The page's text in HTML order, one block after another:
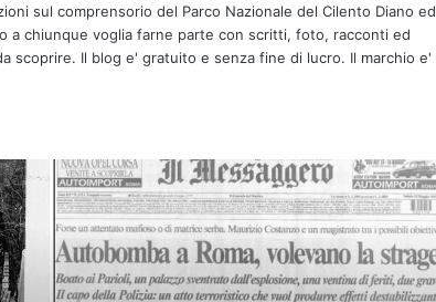
sul comprensorio del Parco Nazionale del Cilento Diano ed
a chiunque voglia farne parte con scritti, foto, racconti ed
scoprire. Il blog e' gratuito e senza fine di lucro. Il marchio e'
Il 13 maggio 1974, durante un
referendum, la maggioranza degli
italiani votò contro l’abrogazione della
presentato nelle scuole di Acerra e
Casalnuovo
Napoli, straordinaria vincita al
SuperEnalotto: 101 milioni di euro